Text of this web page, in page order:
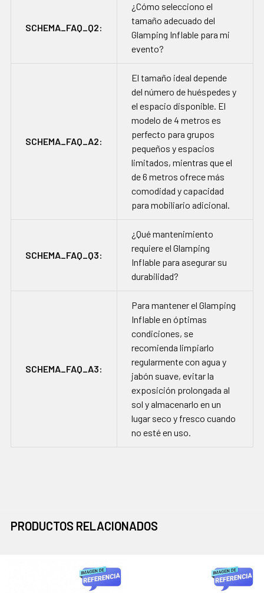
SCHEMA_FAQ_Q2:
¿Cómo selecciono el
tamaño adecuado del
Glamping Inflable para mi
evento?
SCHEMA_FAQ_A2:
El tamaño ideal depende
del número de huéspedes y
el espacio disponible. El
modelo de 4 metros es
perfecto para grupos
pequeños y espacios
limitados, mientras que el
de 6 metros ofrece más
comodidad y capacidad
para mobiliario adicional.
SCHEMA_FAQ_Q3:
¿Qué mantenimiento
requiere el Glamping
Inflable para asegurar su
durabilidad?
SCHEMA_FAQ_A3:
Para mantener el Glamping
Inflable en óptimas
condiciones, se
recomienda limpiarlo
regularmente con agua y
jabón suave, evitar la
exposición prolongada al
sol y almacenarlo en un
lugar seco y fresco cuando
no esté en uso.
PRODUCTOS RELACIONADOS